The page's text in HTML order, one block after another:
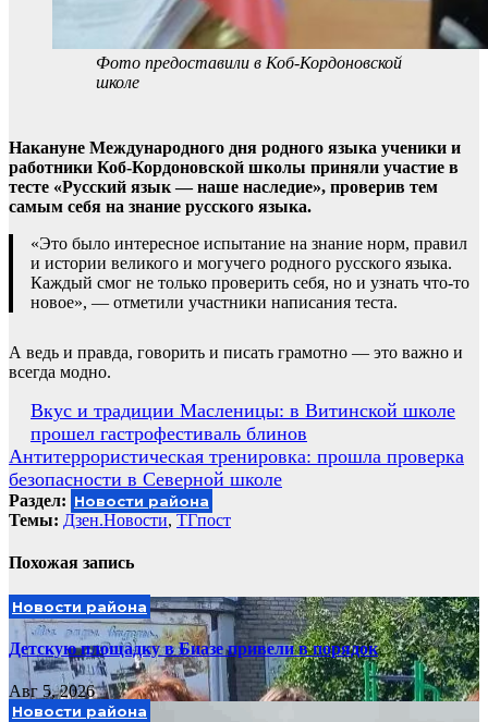
Фото предоставили в Коб-Кордоновской
школе
Накануне Международного дня родного языка ученики и
работники Коб-Кордоновской школы приняли участие в
тесте «Русский язык — наше наследие», проверив тем
самым себя на знание русского языка.
«Это было интересное испытание на знание норм, правил
и истории великого и могучего родного русского языка.
Каждый смог не только проверить себя, но и узнать что-то
новое», — отметили участники написания теста.
А ведь и правда, говорить и писать грамотно — это важно и
всегда модно.
Навигация
по
записям
Вкус и традиции Масленицы: в Витинской школе
прошел гастрофестиваль блинов
Антитеррористическая тренировка: прошла проверка
безопасности в Северной школе
Раздел: Новости района
Темы: Дзен.Новости, ТГпост
Похожая запись
Новости района
Детскую площадку в Биазе привели в порядок
Авг 5, 2026
Новости района